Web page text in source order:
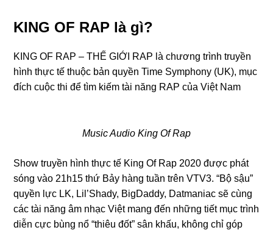
KING OF RAP là gì?
KING OF RAP – THẾ GIỚI RAP là chương trình truyền
hình thực tế thuộc bản quyền Time Symphony (UK), mục
đích cuộc thi để tìm kiếm tài năng RAP của Việt Nam
Music Audio King Of Rap
Show truyền hình thực tế King Of Rap 2020 được phát
sóng vào 21h15 thứ Bảy hàng tuần trên VTV3. “Bộ sậu”
quyền lực LK, Lil’Shady, BigDaddy, Datmaniac sẽ cùng
các tài năng âm nhạc Việt mang đến những tiết mục trình
diễn cực bùng nổ “thiêu đốt” sân khấu, không chỉ góp